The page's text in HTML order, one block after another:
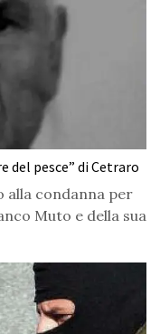
del pesce” di Cetraro
alla condanna per
Muto e della sua